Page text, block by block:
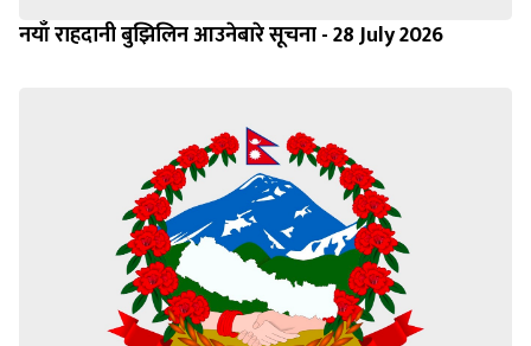
नयाँ राहदानी बुझिलिन आउनेबारे सूचना - 28 July 2026